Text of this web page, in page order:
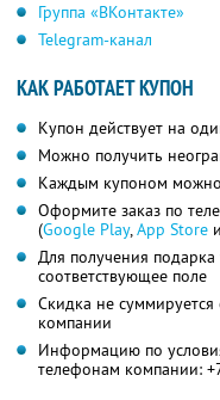
Группа «ВКонтакте»
Telegram-канал
КАК РАБОТАЕТ КУПОН
Купон действует на
Можно получить
Каждым купоном можно
Оформите заказ по
(Google Play,App Store
Для получения
соответствующее поле
Скидка не
компании
Информацию по
телефонам компании: